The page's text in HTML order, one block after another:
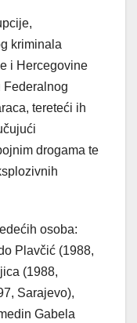
kriminala
i Hercegovine
Federalnog
tereteći ih
drogama te
osoba:
Plavčić (1988,
(1988,
Sarajevo),
Gabela